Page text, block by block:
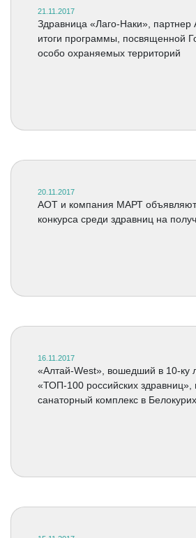
21.11.2017
Здравница «Лаго-Наки», партнер
итоги программы, посвященной
особо охраняемых территорий
20.11.2017
АОТ и компания МАРТ объявляют
конкурса среди здравниц на
16.11.2017
«Алтай-West», вошедший в 10-ку
«ТОП-100 российских здравниц»,
санаторный комплекс в